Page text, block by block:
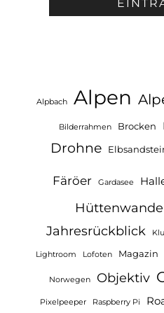
Alpbach Alpen
Bilderrahmen Brocken
Drohne
Färöer Gardasee
Jahresrückblick
Lightroom Lofoten Magazin
Norwegen Objektiv
Pixelpeeper Raspberry Pi